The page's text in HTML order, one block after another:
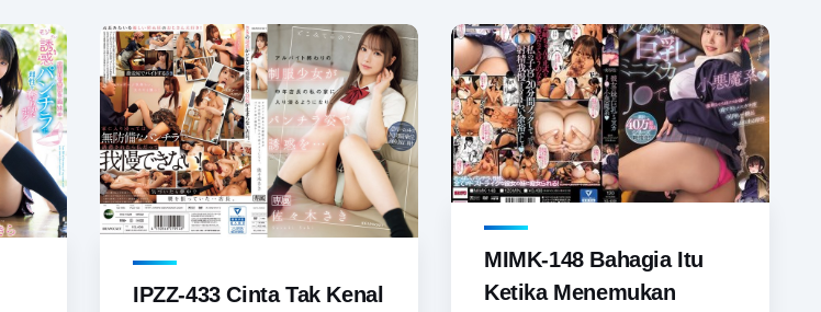
IPZZ-433 Cinta Tak Kenal
MIMK-148 Bahagia Itu
Ketika Menemukan